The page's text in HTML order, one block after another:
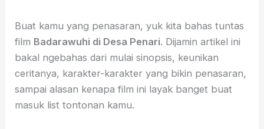
Buat kamu yang penasaran, yuk kita bahas tuntas
film Badarawuhi di Desa Penari. Dijamin artikel ini
bakal ngebahas dari mulai sinopsis, keunikan
ceritanya, karakter-karakter yang bikin penasaran,
sampai alasan kenapa film ini layak banget buat
masuk list tontonan kamu.